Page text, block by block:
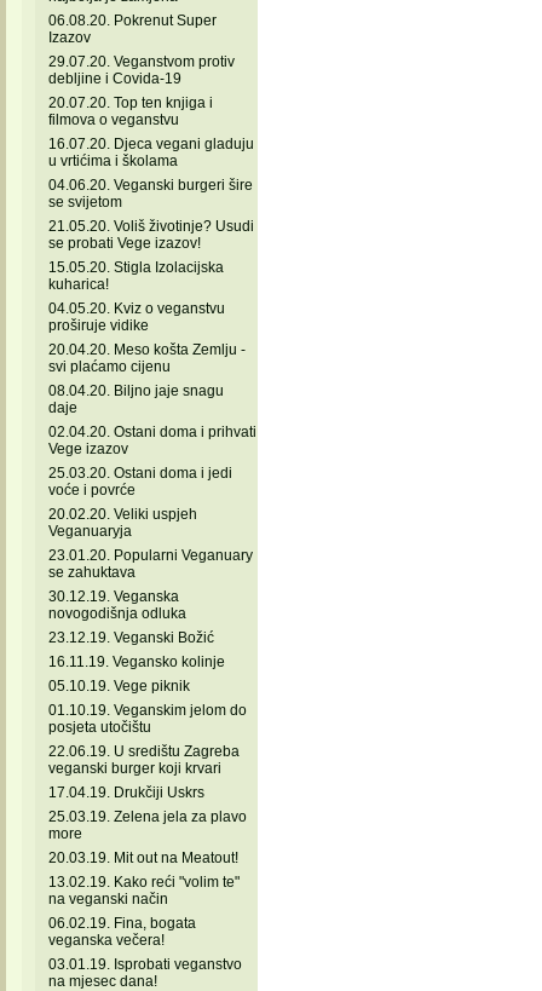
06.08.20. Pokrenut Super
Izazov
29.07.20. Veganstvom protiv
debljine i Covida-19
20.07.20. Top ten knjiga i
filmova o veganstvu
16.07.20. Djeca vegani gladuju
u vrtićima i školama
04.06.20. Veganski burgeri šire
se svijetom
21.05.20. Voliš životinje? Usudi
se probati Vege izazov!
15.05.20. Stigla Izolacijska
kuharica!
04.05.20. Kviz o veganstvu
proširuje vidike
20.04.20. Meso košta Zemlju -
svi plaćamo cijenu
08.04.20. Biljno jaje snagu
daje
02.04.20. Ostani doma i prihvati
Vege izazov
25.03.20. Ostani doma i jedi
voće i povrće
20.02.20. Veliki uspjeh
Veganuaryja
23.01.20. Popularni Veganuary
se zahuktava
30.12.19. Veganska
novogodišnja odluka
23.12.19. Veganski Božić
16.11.19. Vegansko kolinje
05.10.19. Vege piknik
01.10.19. Veganskim jelom do
posjeta utočištu
22.06.19. U središtu Zagreba
veganski burger koji krvari
17.04.19. Drukčiji Uskrs
25.03.19. Zelena jela za plavo
more
20.03.19. Mit out na Meatout!
13.02.19. Kako reći "volim te"
na veganski način
06.02.19. Fina, bogata
veganska večera!
03.01.19. Isprobati veganstvo
na mjesec dana!